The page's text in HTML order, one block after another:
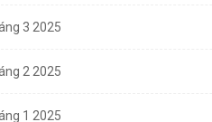
3 2025
2 2025
1 2025